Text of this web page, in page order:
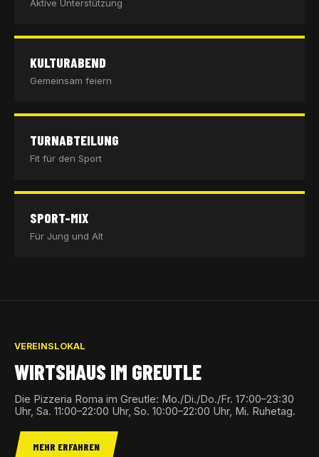
Aktive Unterstützung
KULTURABEND
Gemeinsam feiern
TURNABTEILUNG
Fit für den Sport
SPORT-MIX
Für Jung und Alt
VEREINSLOKAL
WIRTSHAUS IM GREUTLE
Die Pizzeria Roma im Greutle: Mo./Di./Do./Fr. 17:00–23:30
Uhr, Sa. 11:00–22:00 Uhr, So. 10:00–22:00 Uhr, Mi. Ruhetag.
MEHR ERFAHREN